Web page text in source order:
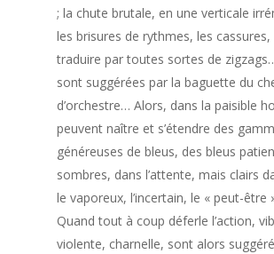
; la chute brutale, en une verticale
les brisures de rythmes, les
traduire par toutes sortes de
sont suggérées par la baguette du
d’orchestre… Alors, dans la paisible
peuvent naître et s’étendre des
généreuses de bleus, des bleus
sombres, dans l’attente, mais clairs
le vaporeux, l’incertain, le « peut-être
Quand tout à coup déferle l’action,
violente, charnelle, sont alors